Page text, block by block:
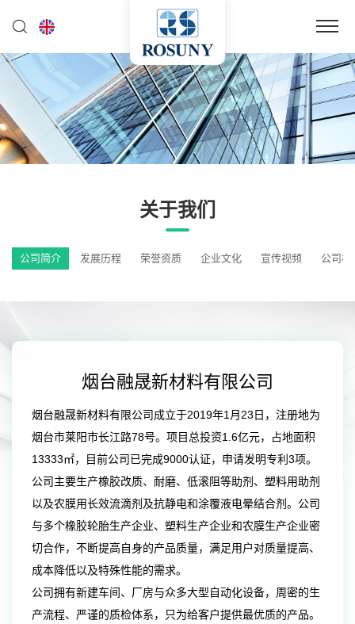
关于我们
公司简介 发展历程 荣誉资质 企业文化 宣传视频 公司相
烟台融晟新材料有限公司
烟台融晟新材料有限公司成立于2019年1月23日，注册地为
烟台市莱阳市长江路78号。项目总投资1.6亿元，占地面积
13333㎡，目前公司已完成9000认证，申请发明专利3项。
公司主要生产橡胶改质、耐磨、低滚阻等助剂、塑料用助剂
以及农膜用长效流滴剂及抗静电和涂覆液电晕结合剂。公司
与多个橡胶轮胎生产企业、塑料生产企业和农膜生产企业密
切合作，不断提高自身的产品质量，满足用户对质量提高、
成本降低以及特殊性能的需求。
公司拥有新建车间、厂房与众多大型自动化设备，周密的生
产流程、严谨的质检体系，只为给客户提供最优质的产品。